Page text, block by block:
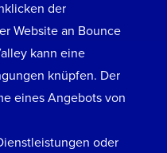
der
Website an Bounce
kann eine
knüpfen. Der
eines Angebots von
oder